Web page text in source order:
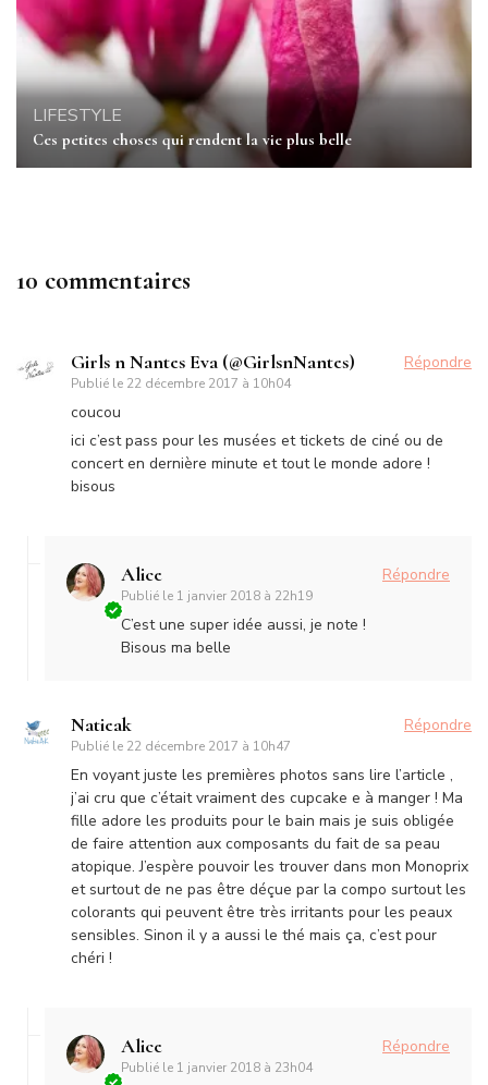
LIFESTYLE
Ces petites choses qui rendent la vie plus belle
10 commentaires
Girls n Nantes Eva (@GirlsnNantes)
Publié le 22 décembre 2017 à 10h04
Répondre
coucou
ici c’est pass pour les musées et tickets de ciné ou de
concert en dernière minute et tout le monde adore !
bisous
Alice
Publié le 1 janvier 2018 à 22h19
Répondre
C’est une super idée aussi, je note !
Bisous ma belle
Natieak
Publié le 22 décembre 2017 à 10h47
Répondre
En voyant juste les premières photos sans lire l’article ,
j’ai cru que c’était vraiment des cupcake e à manger ! Ma
fille adore les produits pour le bain mais je suis obligée
de faire attention aux composants du fait de sa peau
atopique. J’espère pouvoir les trouver dans mon Monoprix
et surtout de ne pas être déçue par la compo surtout les
colorants qui peuvent être très irritants pour les peaux
sensibles. Sinon il y a aussi le thé mais ça, c’est pour
chéri !
Alice
Publié le 1 janvier 2018 à 23h04
Répondre